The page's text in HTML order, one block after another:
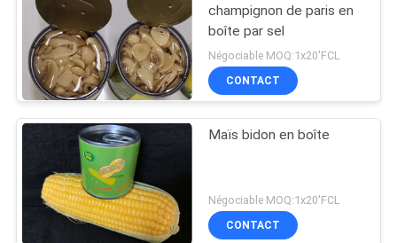
champignon de paris en
boîte par sel
Négociable MOQ:1x20'FCL
CONTACT
Maïs bidon en boîte
Négociable MOQ:1x20'FCL
CONTACT